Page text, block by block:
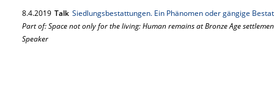
8.4.2019 Talk Siedlungsbestattungen. Ein Phänomen oder gängige
Part of: Space not only for the living: Human remains at Bronze Age
Speaker